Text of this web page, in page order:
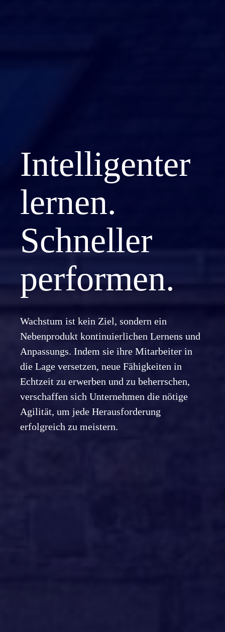
Intelligenter
lernen.
Schneller
performen.
Wachstum ist kein Ziel, sondern ein
Nebenprodukt kontinuierlichen Lernens und
Anpassungs. Indem sie ihre Mitarbeiter in
die Lage versetzen, neue Fähigkeiten in
Echtzeit zu erwerben und zu beherrschen,
verschaffen sich Unternehmen die nötige
Agilität, um jede Herausforderung
erfolgreich zu meistern.